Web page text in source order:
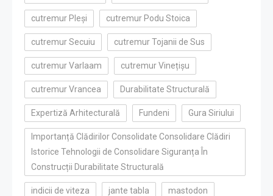
cutremur Pleși cutremur Podu Stoica
cutremur Secuiu cutremur Tojanii de Sus
cutremur Varlaam cutremur Vinețișu
cutremur Vrancea Durabilitate Structurală
Expertiză Arhitecturală Fundeni Gura Siriului
Importanță Clădirilor Consolidate Consolidare Clădiri
Istorice Tehnologii de Consolidare Siguranța În
Construcții Durabilitate Structurală
indicii de viteza jante tabla mastodon